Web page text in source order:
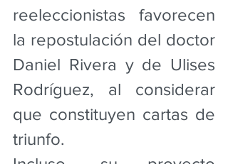
reeleccionistas favorecen
la repostulación del doctor
Daniel Rivera y de Ulises
Rodríguez, al considerar
que constituyen cartas de
triunfo.